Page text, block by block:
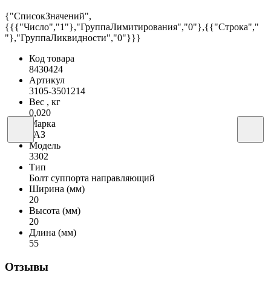
{"СписокЗначений",
{{{"Число","1"},"ГруппаЛимитирования","0"},{{"Строка","
"},"ГруппаЛиквидности","0"}}}
Код товара
8430424
Артикул
3105-3501214
Вес , кг
0,020
Марка
ГАЗ
Модель
3302
Тип
Болт суппорта направляющий
Ширина (мм)
20
Высота (мм)
20
Длина (мм)
55
Отзывы